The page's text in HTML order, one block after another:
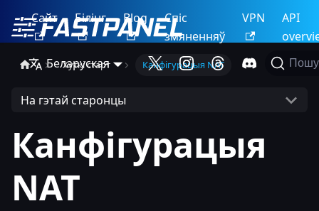
Сайт Білінг Blog
Спіс
змяненняў
VPN
API
Беларуская
Хуткі старт Канфігурацыя NAT
На гэтай старонцы
Канфігурацыя
NAT